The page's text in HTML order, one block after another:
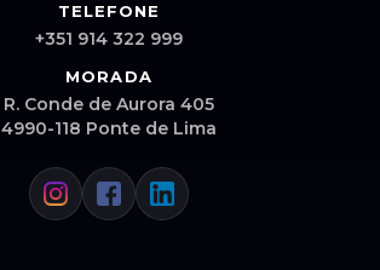
TELEFONE
+351 914 322 999
MORADA
R. Conde de Aurora 405
4990-118 Ponte de Lima